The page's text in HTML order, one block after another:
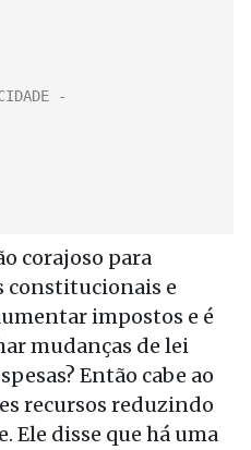
corajoso para
constitucionais e
impostos e é
mudanças de lei
Então cabe ao
recursos reduzindo
Ele disse que há uma